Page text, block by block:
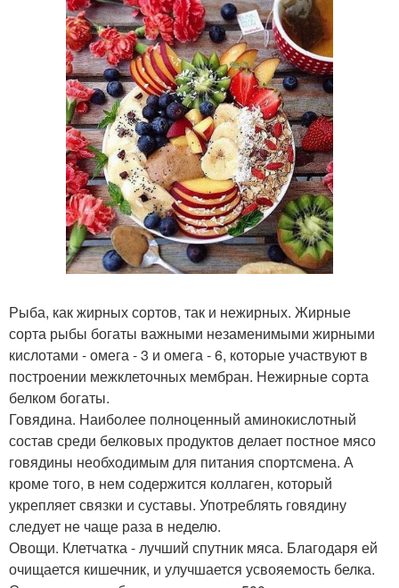
Рыба, как жирных сортов, так и нежирных. Жирные
сорта рыбы богаты важными незаменимыми жирными
кислотами - омега - 3 и омега - 6, которые участвуют в
построении межклеточных мембран. Нежирные сорта
белком богаты.
Говядина. Наиболее полноценный аминокислотный
состав среди белковых продуктов делает постное мясо
говядины необходимым для питания спортсмена. А
кроме того, в нем содержится коллаген, который
укрепляет связки и суставы. Употреблять говядину
следует не чаще раза в неделю.
Овощи. Клетчатка - лучший спутник мяса. Благодаря ей
очищается кишечник, и улучшается усвояемость белка.